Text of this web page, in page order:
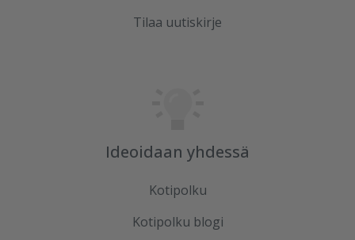
Tilaa uutiskirje
Ideoidaan yhdessä
Kotipolku
Kotipolku blogi